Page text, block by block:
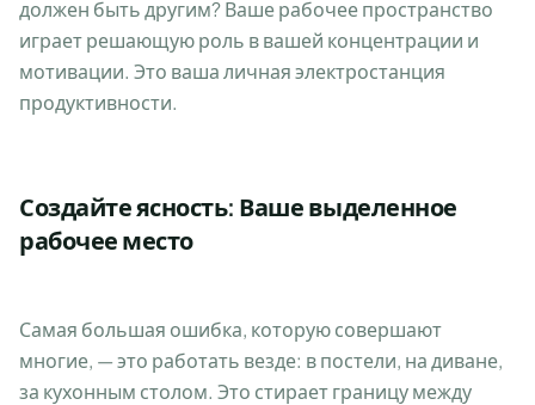
должен быть другим? Ваше рабочее пространство
играет решающую роль в вашей концентрации и
мотивации. Это ваша личная электростанция
продуктивности.
Создайте ясность: Ваше выделенное
рабочее место
Самая большая ошибка, которую совершают
многие, — это работать везде: в постели, на диване,
за кухонным столом. Это стирает границу между